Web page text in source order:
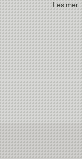
Les mer